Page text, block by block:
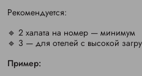
Рекомендуется:
🔹 2 халата на номер — минимум
🔹 3 — для отелей с высокой
Пример: